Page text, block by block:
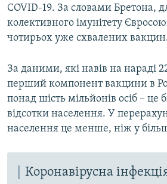
COVID-19. За словами Бретона,
колективного імунітету
чотирьох уже схвалених
За даними, які навів на нараді
перший компонент вакцини в
понад шість мільйонів осіб – це
відсотки населення. У
населення це менше, ніж у
Коронавірусна